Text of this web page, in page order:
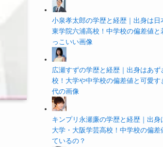
小泉孝太郎の学歴と経歴｜出身は日
東学院六浦高校！中学校の偏差値と
っこいい画像
広瀬すずの学歴と経歴｜出身はあず
校！大学や中学校の偏差値と可愛す
代の画像
キンプリ永瀬廉の学歴と経歴｜出身
大学・大阪学芸高校！中学校の偏差
ているの？